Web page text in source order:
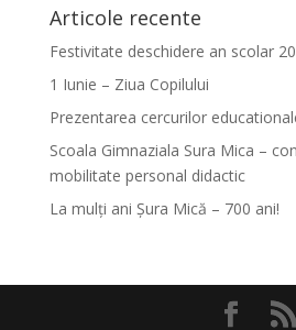
Articole recente
Festivitate deschidere an scolar
1 Iunie – Ziua Copilului
Prezentarea cercurilor
Scoala Gimnaziala Sura Mica –
mobilitate personal didactic
La mulți ani Șura Mică – 700 ani!